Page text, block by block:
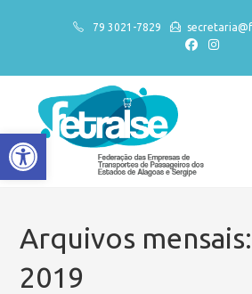
Abrir a barra de
79 3021-7829
Arquivos
2019